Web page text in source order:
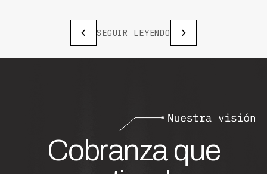
SEGUIR LEYENDO
Cobranza que